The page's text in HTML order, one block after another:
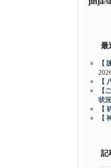
最
【
【
【
状
【
【
記